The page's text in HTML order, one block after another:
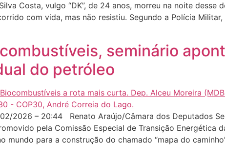
Costa, vulgo “DK”, de 24 anos, morreu na noite desse
com vida, mas não resistiu. Segundo a Polícia
seminário
do petróleo
2026 – 20:44 Renato Araújo/Câmara dos Deputados
pela Comissão Especial de Transição Energética
mundo para a construção do chamado “mapa do